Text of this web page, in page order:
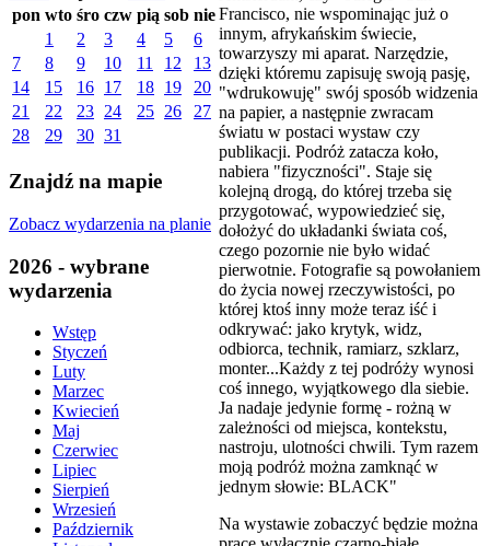
pon wto śro czw pią sob nie
1
2 3 4 5
6
7
8 9 10 11 12
13
14
15 16 17 18 19
20
21
22 23 24 25 26
27
28
29 30 31
Znajdź na mapie
Zobacz wydarzenia na planie
2026 - wybrane
wydarzenia
Wstęp
Styczeń
Luty
Marzec
Kwiecień
Maj
Czerwiec
Lipiec
Sierpień
Wrzesień
Październik
Francisco, nie wspominając już o
innym, afrykańskim świecie,
towarzyszy mi aparat. Narzędzie,
dzięki któremu zapisuję swoją pasję,
"wdrukowuję" swój sposób widzenia
na papier, a następnie zwracam
światu w postaci wystaw czy
publikacji. Podróż zatacza koło,
nabiera "fizyczności". Staje się
kolejną drogą, do której trzeba się
przygotować, wypowiedzieć się,
dołożyć do układanki świata coś,
czego pozornie nie było widać
pierwotnie. Fotografie są powołaniem
do życia nowej rzeczywistości, po
której ktoś inny może teraz iść i
odkrywać: jako krytyk, widz,
odbiorca, technik, ramiarz, szklarz,
monter...Każdy z tej podróży wynosi
coś innego, wyjątkowego dla siebie.
Ja nadaje jedynie formę - rożną w
zależności od miejsca, kontekstu,
nastroju, ulotności chwili. Tym razem
moją podróż można zamknąć w
jednym słowie: BLACK"
Na wystawie zobaczyć będzie można